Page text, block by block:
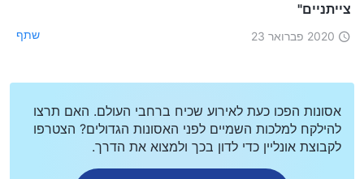
צייתניים"
2020 פברואר 23 שתף
אסונות הפכו כעת לאירוע שכיח ברחבי העולם. האם תרצו
להילקח למלכות השמיים לפני האסונות הגדולים? הצטרפו
לקבוצת אונליין כדי לדון בכך ולמצוא את הדרך.